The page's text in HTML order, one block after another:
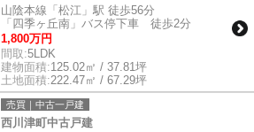
山陰本線「松江」駅 徒歩56分
「四季ヶ丘南」バス停下車 徒歩2分
1,800万円
間取:5LDK
建物面積:125.02㎡ / 37.81坪
土地面積:222.47㎡ / 67.29坪
売買｜中古一戸建
西川津町中古戸建